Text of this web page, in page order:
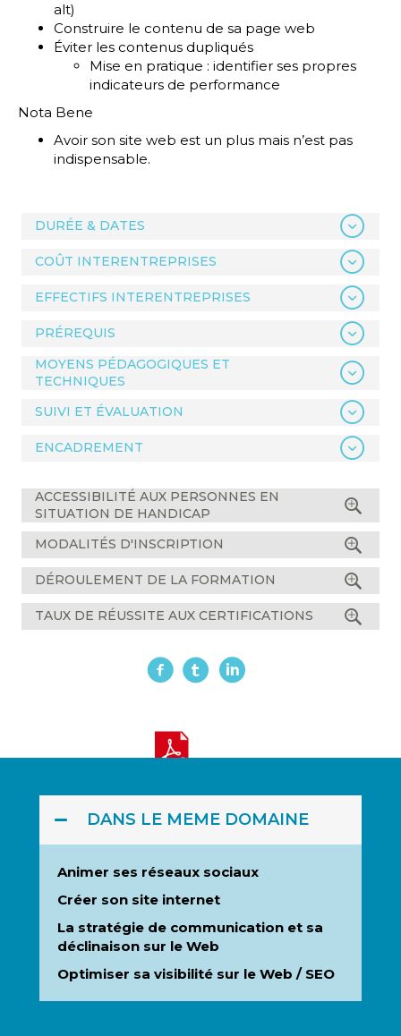
alt)
Construire le contenu de sa page web
Éviter les contenus dupliqués
Mise en pratique : identifier ses propres
indicateurs de performance
Nota Bene
Avoir son site web est un plus mais n’est pas
indispensable.
DURÉE & DATES
COÛT INTERENTREPRISES
EFFECTIFS INTERENTREPRISES
PRÉREQUIS
MOYENS PÉDAGOGIQUES ET
TECHNIQUES
SUIVI ET ÉVALUATION
ENCADREMENT
ACCESSIBILITÉ AUX PERSONNES EN
SITUATION DE HANDICAP
MODALITÉS D'INSCRIPTION
DÉROULEMENT DE LA FORMATION
TAUX DE RÉUSSITE AUX CERTIFICATIONS
DANS LE MEME DOMAINE
Animer ses réseaux sociaux
Créer son site internet
La stratégie de communication et sa
déclinaison sur le Web
Optimiser sa visibilité sur le Web / SEO